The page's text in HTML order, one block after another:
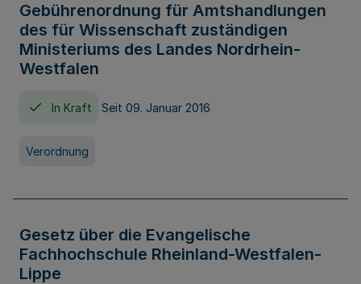
Gebührenordnung für Amtshandlungen
des für Wissenschaft zuständigen
Ministeriums des Landes Nordrhein-
Westfalen
In Kraft Seit 09. Januar 2016
Verordnung
Gesetz über die Evangelische
Fachhochschule Rheinland-Westfalen-
Lippe